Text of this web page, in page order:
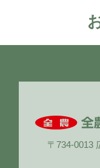
〒734-0013